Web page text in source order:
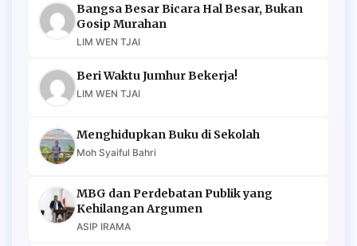
Bangsa Besar Bicara Hal Besar, Bukan
Gosip Murahan
LIM WEN TJAI
Beri Waktu Jumhur Bekerja!
LIM WEN TJAI
Menghidupkan Buku di Sekolah
Moh Syaiful Bahri
MBG dan Perdebatan Publik yang
Kehilangan Argumen
ASIP IRAMA